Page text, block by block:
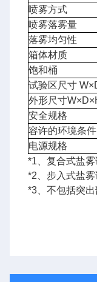
喷雾方式
喷雾落雾量
落雾均匀性
箱体材质
饱和桶
试验区尺寸
外形尺寸
安全规格
容许的环境条件
电源规格
*1、复合式盐雾
*2、步入式盐雾
*3、不包括突出